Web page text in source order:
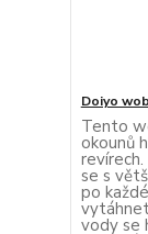
Doiyo
Tento
okounů
se s
po
vody se